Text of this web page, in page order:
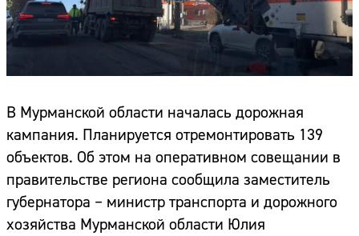
В Мурманской области началась дорожная
кампания. Планируется отремонтировать 139
объектов. Об этом на оперативном совещании в
правительстве региона сообщила заместитель
губернатора – министр транспорта и дорожного
хозяйства Мурманской области Юлия